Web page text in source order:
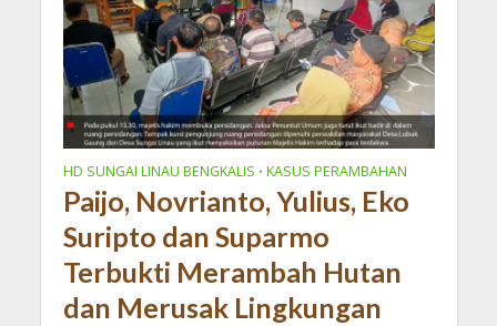
HD SUNGAI LINAU BENGKALIS • KASUS PERAMBAHAN
Paijo, Novrianto, Yulius, Eko
Suripto dan Suparmo
Terbukti Merambah Hutan
dan Merusak Lingkungan